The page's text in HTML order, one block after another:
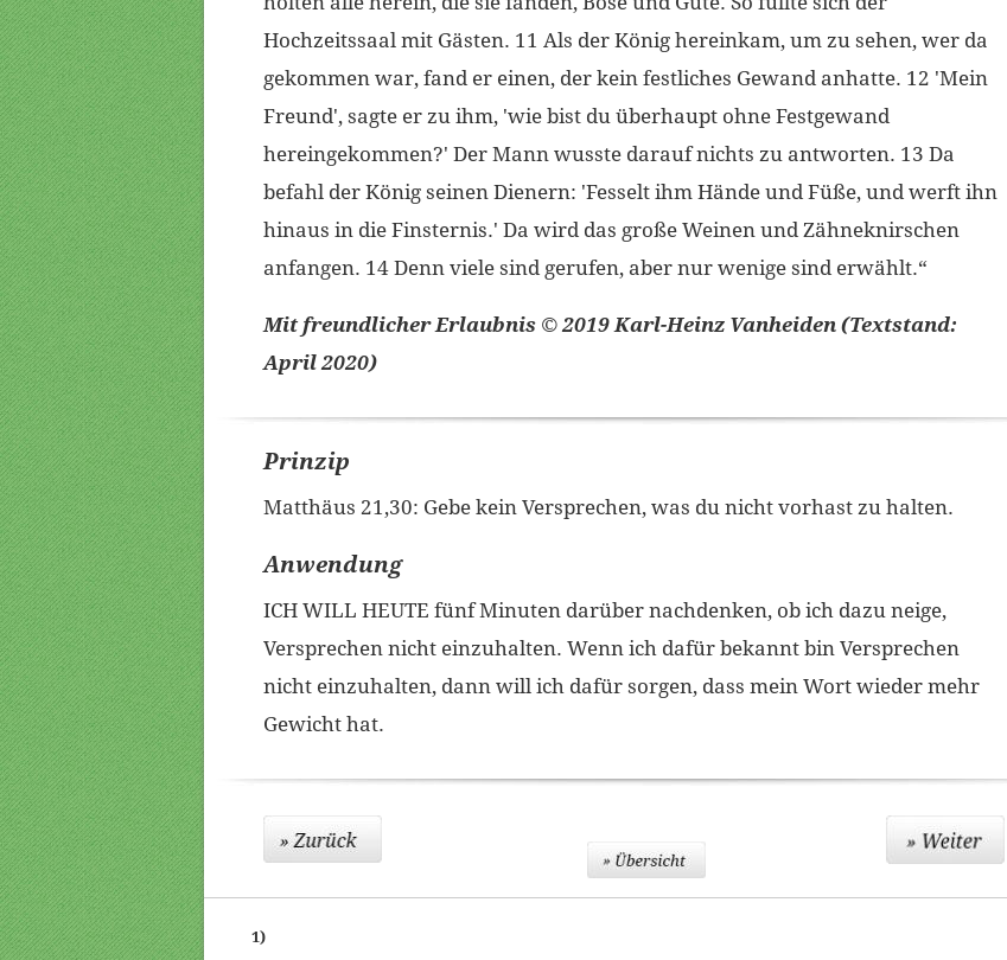
Hochzeitssaal mit Gästen. 11 Als der König hereinkam, um zu sehen, wer da
gekommen war, fand er einen, der kein festliches Gewand anhatte. 12 'Mein
Freund', sagte er zu ihm, 'wie bist du überhaupt ohne Festgewand
hereingekommen?' Der Mann wusste darauf nichts zu antworten. 13 Da
befahl der König seinen Dienern: 'Fesselt ihm Hände und Füße, und werft ihn
hinaus in die Finsternis.' Da wird das große Weinen und Zähneknirschen
anfangen. 14 Denn viele sind gerufen, aber nur wenige sind erwählt.“
Mit freundlicher Erlaubnis © 2019 Karl-Heinz Vanheiden (Textstand:
April 2020)
Prinzip
Matthäus 21,30: Gebe kein Versprechen, was du nicht vorhast zu halten.
Anwendung
ICH WILL HEUTE fünf Minuten darüber nachdenken, ob ich dazu neige,
Versprechen nicht einzuhalten. Wenn ich dafür bekannt bin Versprechen
nicht einzuhalten, dann will ich dafür sorgen, dass mein Wort wieder mehr
Gewicht hat.
1)